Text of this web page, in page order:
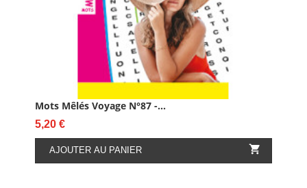
Mots Mêlés Voyage N°87 -...
Prix
5,20 €
AJOUTER AU PANIER 